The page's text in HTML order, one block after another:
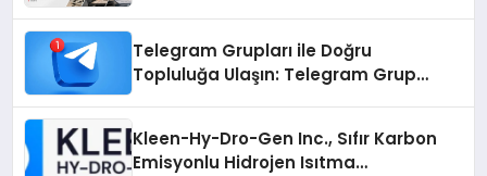
Telegram Grupları ile Doğru
Topluluğa Ulaşın: Telegram Grup
Kleen-Hy-Dro-Gen Inc., Sıfır Karbon
Emisyonlu Hidrojen Isıtma